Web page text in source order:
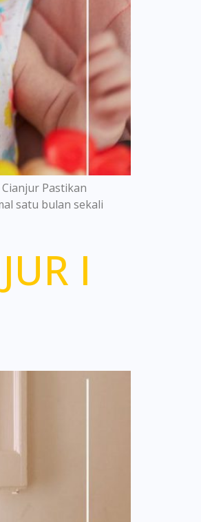
Pastikan
satu bulan sekali
I